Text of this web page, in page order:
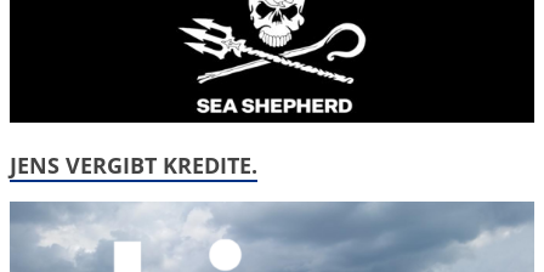
JENS VERGIBT KREDITE.